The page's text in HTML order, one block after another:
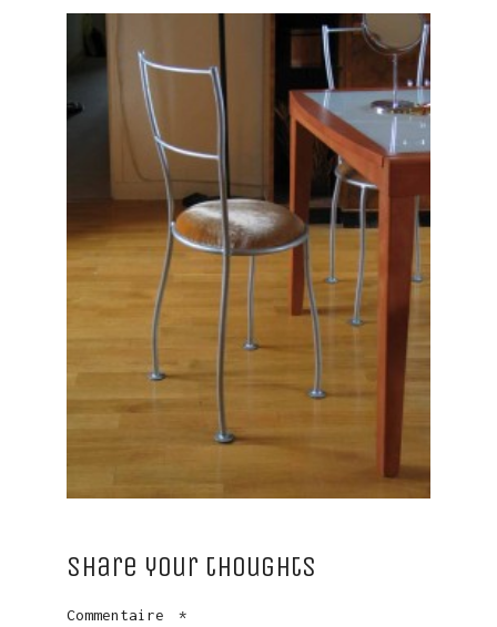
Share your thoughts
Commentaire *